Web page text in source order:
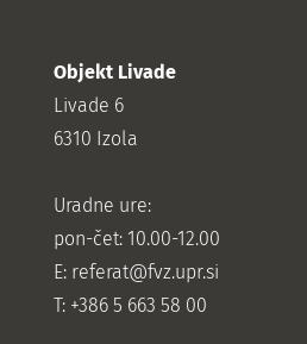
Objekt Livade
Livade 6
6310 Izola
Uradne ure:
pon-čet: 10.00-12.00
E: referat@fvz.upr.si
T: +386 5 663 58 00